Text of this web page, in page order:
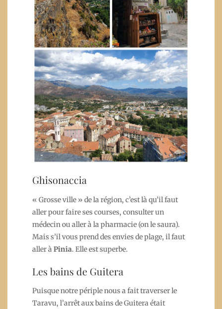
Ghisonaccia
« Grosse ville » de la région, c’est là qu’il faut
aller pour faire ses courses, consulter un
médecin ou aller à la pharmacie (on le saura).
Mais s’il vous prend des envies de plage, il faut
aller à Pinia. Elle est superbe.
Les bains de Guitera
Puisque notre périple nous a fait traverser le
Taravu, l’arrêt aux bains de Guitera était